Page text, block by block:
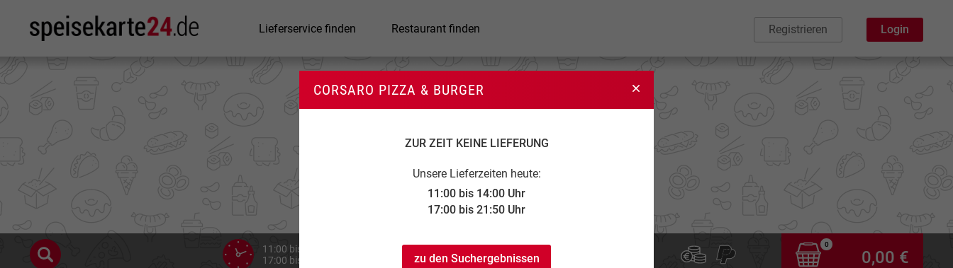
Lieferservice finden Restaurant finden Registrieren Login
CORSARO PIZZA & BURGER
ZUR ZEIT KEINE LIEFERUNG
Unsere Lieferzeiten heute:
11:00 bis 14:00 Uhr
17:00 bis 21:50 Uhr
zu den Suchergebnissen
Corsaro Pizza & Burger
11:00 bis 14:00
17:00 bis 21:50
20,00 €
2,00 €
(ab 50,00 € frei)
0
0,00 €